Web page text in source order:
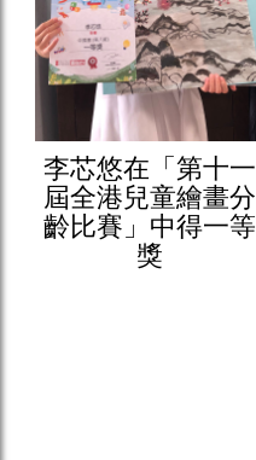
李芯悠在「第十一
屆全港兒童繪畫分
齡比賽」中得一等
獎